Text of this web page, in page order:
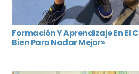
Formación Y Aprendizaje En El
Bien Para Nadar Mejor»